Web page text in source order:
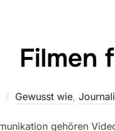
Filmen
Gewusst wie,
gehören